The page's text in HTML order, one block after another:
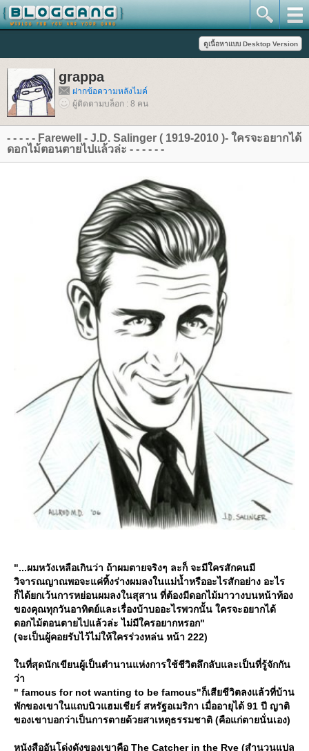
grappa
ฝากข้อความหลังไมค์
ผู้ติดตามบล็อก : 8 คน
- - - - - Farewell - J.D. Salinger ( 1919-2010 )- ใครจะอยากได้
ดอกไม้ตอนตายไปแล้วล่ะ - - - - - -
"...ผมหวังเหลือเกินว่า ถ้าผมตายจริงๆ ละก็ จะมีใครสักคนมี
วิจารณญาณพอจะแค่ทิ้งร่างผมลงในแม่น้ำหรืออะไรสักอย่าง อะไร
ก็ได้ยกเว้นการหย่อนผมลงในสุสาน ที่ต้องมีดอกไม้มาวางบนหน้าท้อง
ของคุณทุกวันอาทิตย์และเรื่องบ้าบออะไรพวกนั้น ใครจะอยากได้
ดอกไม้ตอนตายไปแล้วล่ะ ไม่มีใครอยากหรอก"
(จะเป็นผู้คอยรับไว้ไม่ให้ใครร่วงหล่น หน้า 222)
นที่สุดนักเขียนผู้เป็นตำนานแห่งการใช้ชีวิตลึกลับและเป็นที่รู้จักกัน
ว่า
" famous for not wanting to be famous"ก็เสียชีวิตลงแล้วที่บ้าน
พักของเขาในแถบนิวแฮมเชียร์ สหรัฐอเมริกา เมื่ออายุได้ 91 ปี ญาติ
ของเขาบอกว่าเป็นการตายด้วยสาเหตุธรรมชาติ (คือแก่ตายนั่นเอง)
หนังสืออันโด่งดังของเขาคือ The Catcher in the Rye (สำนวนแปล